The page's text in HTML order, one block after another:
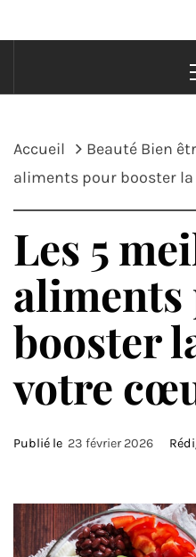
Accueil Beauté Bien
aliments pour booster
Les 5
booster
votre
Publié le 23 février 2026